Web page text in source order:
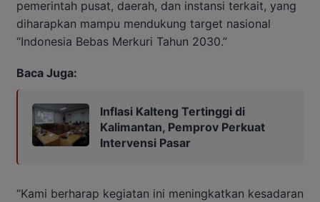
pemerintah pusat, daerah, dan instansi terkait, yang
diharapkan mampu mendukung target nasional
“Indonesia Bebas Merkuri Tahun 2030.”
Baca Juga:
Inflasi Kalteng Tertinggi di
Kalimantan, Pemprov Perkuat
Intervensi Pasar
“Kami berharap kegiatan ini meningkatkan kesadaran